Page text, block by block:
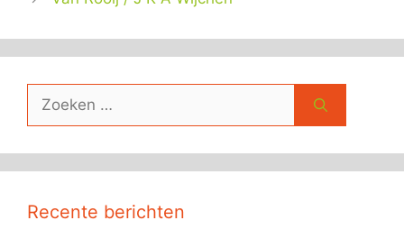
Zoek
Recente berichten